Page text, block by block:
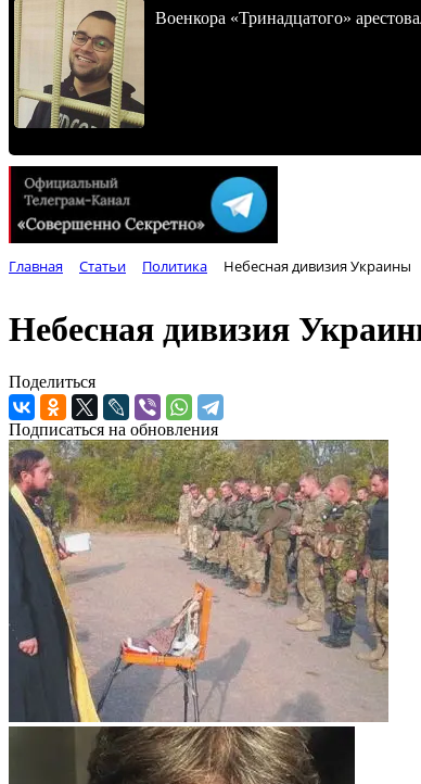
Военкора «Тринадцатого»
Главная Статьи Политика Небесная дивизия Украины
Небесная дивизия
Поделиться
Подписаться на обновления